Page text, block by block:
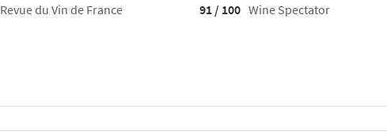
Revue du Vin de France
91 / 100 Wine Spectator